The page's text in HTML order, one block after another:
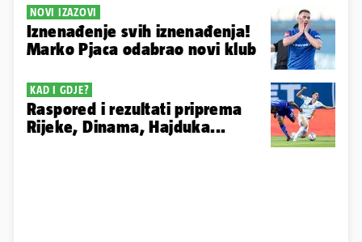
NOVI IZAZOVI
Iznenađenje svih iznenađenja!
Marko Pjaca odabrao novi klub
KAD I GDJE?
Raspored i rezultati priprema
Rijeke, Dinama, Hajduka...